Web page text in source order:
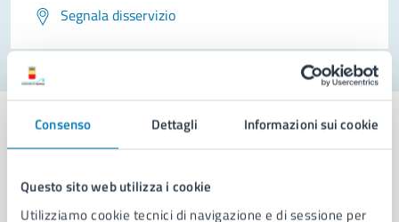
Consenso Dettagli Informazioni sui cookie
Questo sito web utilizza i cookie
Utilizziamo cookie tecnici di navigazione e di sessione per
Segnala disservizio
Comune di Napoli